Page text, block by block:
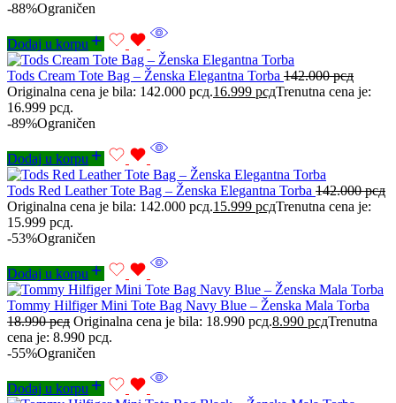
-88%Ograničen
Dodaj u korpu
Tods Cream Tote Bag – Ženska Elegantna Torba 142.000рсд
Originalna cena je bila: 142.000 рсд.16.999 рсдTrenutna cena je:
16.999 рсд.
-89%Ograničen
Dodaj u korpu
Tods Red Leather Tote Bag – Ženska Elegantna Torba 142.000рсд
Originalna cena je bila: 142.000 рсд.15.999 рсдTrenutna cena je:
15.999 рсд.
-53%Ograničen
Dodaj u korpu
Tommy Hilfiger Mini Tote Bag Navy Blue – Ženska Mala Torba
18.990рсд Originalna cena je bila: 18.990 рсд.8.990 рсдTrenutna
cena je: 8.990 рсд.
-55%Ograničen
Dodaj u korpu